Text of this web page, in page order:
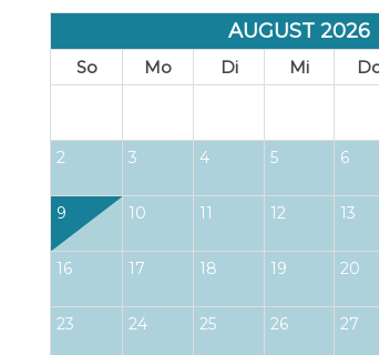
AUGUST 2026
So Mo Di Mi
2 3 4 5 6
9 10 11 12 13
16 17 18 19 20
23 24 25 26 27